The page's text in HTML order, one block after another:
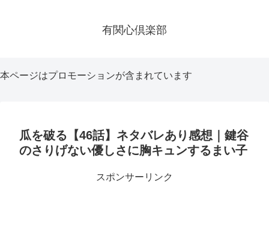
有関心倶楽部
本ページはプロモーションが含まれています
瓜を破る【46話】ネタバレあり感想｜鍵谷
のさりげない優しさに胸キュンするまい子
スポンサーリンク